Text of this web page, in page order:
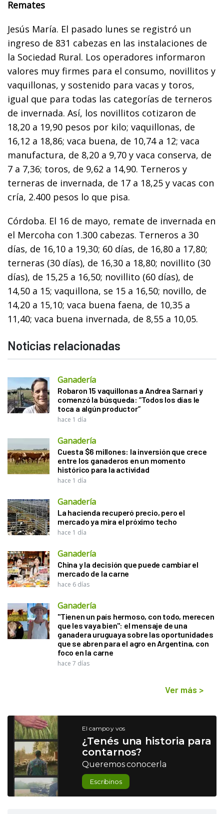
Remates
Jesús María. El pasado lunes se registró un
ingreso de 831 cabezas en las instalaciones de
la Sociedad Rural. Los operadores informaron
valores muy firmes para el consumo, novillitos y
vaquillonas, y sostenido para vacas y toros,
igual que para todas las categorías de terneros
de invernada. Así, los novillitos cotizaron de
18,20 a 19,90 pesos por kilo; vaquillonas, de
16,12 a 18,86; vaca buena, de 10,74 a 12; vaca
manufactura, de 8,20 a 9,70 y vaca conserva, de
7 a 7,36; toros, de 9,62 a 14,90. Terneros y
terneras de invernada, de 17 a 18,25 y vacas con
cría, 2.400 pesos lo que pisa.
Córdoba. El 16 de mayo, remate de invernada en
el Mercoha con 1.300 cabezas. Terneros a 30
días, de 16,10 a 19,30; 60 días, de 16,80 a 17,80;
terneras (30 días), de 16,30 a 18,80; novillito (30
días), de 15,25 a 16,50; novillito (60 días), de
14,50 a 15; vaquillona, se 15 a 16,50; novillo, de
14,20 a 15,10; vaca buena faena, de 10,35 a
11,40; vaca buena invernada, de 8,55 a 10,05.
Noticias relacionadas
Ganadería
Robaron 15 vaquillonas a Andrea Sarnari y
comenzó la búsqueda: “Todos los días le
toca a algún productor”
hace 1 día
Ganadería
Cuesta $6 millones: la inversión que crece
entre los ganaderos en un momento
histórico para la actividad
hace 1 día
Ganadería
La hacienda recuperó precio, pero el
mercado ya mira el próximo techo
hace 1 día
Ganadería
China y la decisión que puede cambiar el
mercado de la carne
hace 6 días
Ganadería
"Tienen un país hermoso, con todo, merecen
que les vaya bien": el mensaje de una
ganadera uruguaya sobre las oportunidades
que se abren para el agro en Argentina, con
foco en la carne
hace 7 días
Ver más >
El campo y vos
¿Tenés una historia para
contarnos?
Queremos conocerla
Escribinos